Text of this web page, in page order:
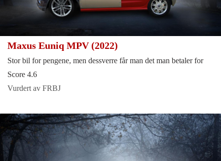
Maxus Euniq MPV (2022)
Stor bil for pengene, men dessverre får man det man betaler for
Score 4.6
Vurdert av FRBJ